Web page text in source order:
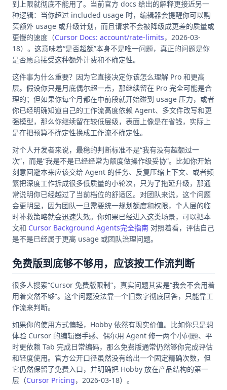
到上限就彻底不能用了。当前官方 docs 给出的解释更接近另一
种逻辑：当你超过 included usage 时，编辑器会提醒你可以购
买额外 usage 或升级计划，而且请求不会被降级成更差的质量或
更慢的速度（Cursor Docs: account/rate-limits，2026-03-
18）。这意味着“是否超额”本身不是唯一问题，真正的问题是你
是否愿意接受这种额外计费和不确定性。
这件事为什么重要？因为它直接决定你该怎么理解 Pro 和更高
层。假设你只是月底偶尔超一点，那继续留在 Pro 完全可能是合
理的；但如果你每个月都在中前段就开始碰到 usage 压力，或者
你已经明确知道自己的工作流高度依赖 Agent、多文件改写和更
强模型，那么你继续留在较低层级，表面上像是在省钱，实际上
是在把预算不确定性换成工作流不确定性。
对个人开发者来说，最稳的判断标准不是“我有没有超额过一
次”，而是“我是不是已经经常为额度做操作级妥协”。比如你开始
刻意回避本来应该交给 Agent 的任务、反复压缩上下文、或者频
繁把深度工作拆成很多低质量的小轮次，只为了拖延升级，那通
常说明你已经越过了当前档位的舒适区。对团队来说，这个问题
会更明显，因为团队一旦需要统一规划额度和权限，个人层的临
时补救策略就会迅速失效。你如果已经进入这类场景，可以把本
文和 Cursor Background Agents完全指南 对照着看，评估自己
是不是已经属于更高 usage 或团队治理问题。
免费版到底够不够用，应该按工作流判断
很多人搜索“Cursor 免费版限制”，真实问题其实是“我会不会用着
用着突然不够”。这个问题没法靠一个旧数字彻底回答，只能靠工
作流来判断。
如果你的使用方式偏轻，Hobby 依然有现实价值。比如你只是想
体验 Cursor 的编辑器手感、偶尔用 Agent 修一两个小问题、平
时更依赖 Tab 完成日常编码，那么免费版通常仍然够你完成评估
和轻度使用。官方公开口径虽然没有给出一个固定精确次数，但
它仍然保留了免费入口，并明确把 Hobby 放在产品结构的第一
层（Cursor Pricing，2026-03-18）。